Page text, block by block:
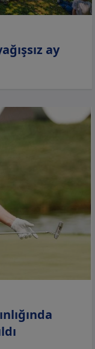
ay